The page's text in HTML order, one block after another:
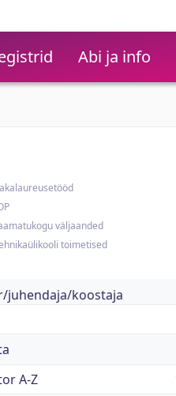
Abi ja info
väljaanded
toimetised
juhendaja/koostaja